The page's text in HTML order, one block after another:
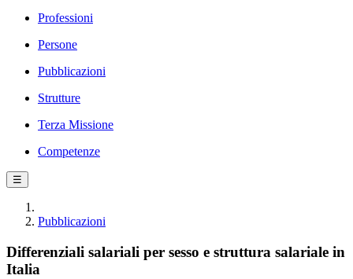
Professioni
Persone
Pubblicazioni
Strutture
Terza Missione
Competenze
☰
Pubblicazioni
Differenziali salariali per sesso e struttura salariale in
Italia